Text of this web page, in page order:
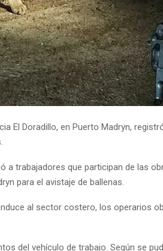
El Doradillo, en Puerto Madryn,
trabajadores que participan de las
para el avistaje de ballenas.
al sector costero, los operarios
del vehículo de trabajo. Según se